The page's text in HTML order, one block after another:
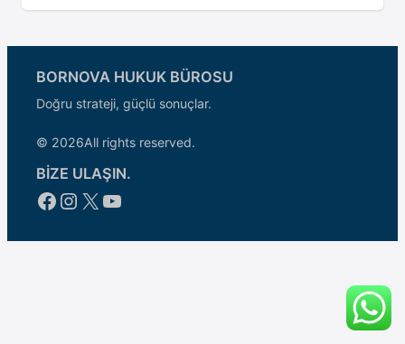
BORNOVA HUKUK BÜROSU
Doğru strateji, güçlü sonuçlar.
© 2026All rights reserved.
BİZE ULAŞIN.
Facebook
Instagram
X YouTube